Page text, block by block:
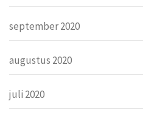
september 2020
augustus 2020
juli 2020